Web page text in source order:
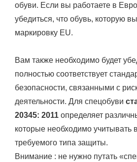
обуви. Если вы работаете в
убедиться, что обувь, которую
маркировку EU.
Вам также необходимо будет
полностью соответствует
безопасности, связанными с
деятельности. Для спецобуви
20345: 2011 определяет
которые необходимо учитывать
требуемого типа защиты.
Внимание : не нужно путать